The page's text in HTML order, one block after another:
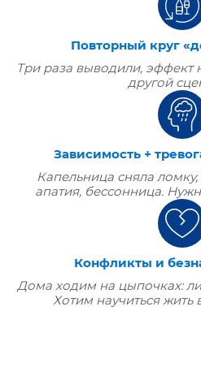
Повторный круг
Три раза выводили, эффект
другой
Зависимость +
Капельница сняла
апатия, бессонница.
Конфликты и
Дома ходим на цыпочках:
Хотим научиться жить